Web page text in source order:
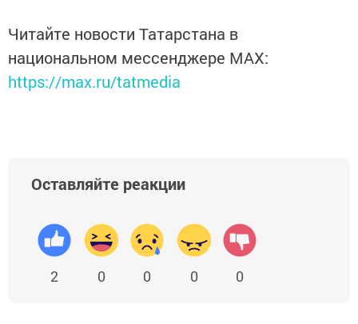
Читайте новости Татарстана в
национальном мессенджере MАХ:
https://max.ru/tatmedia
Оставляйте реакции
2 0 0 0 0